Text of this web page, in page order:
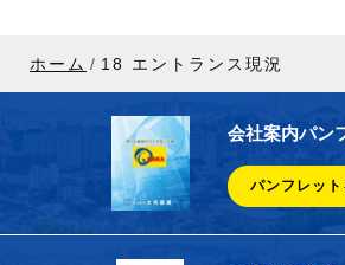
ホーム 18 エントランス現況
会社案内パン
パンフレット